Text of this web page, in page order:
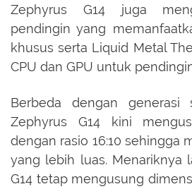
Zephyrus G14 juga
pendingin yang
khusus serta Liquid Metal
CPU dan GPU untuk
Berbeda dengan generasi
Zephyrus G14 kini
dengan rasio 16:10 sehingga
yang lebih luas. Menariknya
G14 tetap mengusung